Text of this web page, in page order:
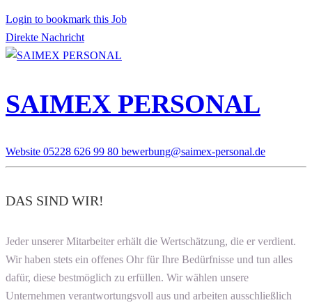
Login to bookmark this Job
Direkte Nachricht
SAIMEX PERSONAL
Website 05228 626 99 80 bewerbung@saimex-personal.de
DAS SIND WIR!
Jeder unserer Mitarbeiter erhält die Wertschätzung, die er verdient.
Wir haben stets ein offenes Ohr für Ihre Bedürfnisse und tun alles
dafür, diese bestmöglich zu erfüllen. Wir wählen unsere
Unternehmen verantwortungsvoll aus und arbeiten ausschließlich